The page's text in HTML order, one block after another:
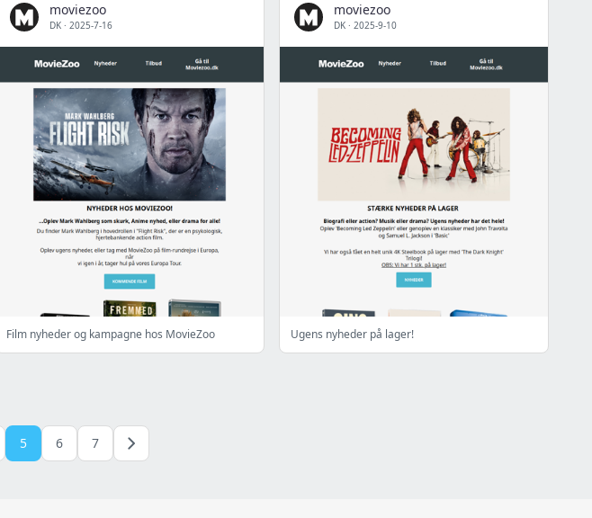
moviezoo
DK · 2025-7-16
Film nyheder og kampagne hos MovieZoo
moviezoo
DK · 2025-9-10
Ugens nyheder på lager!
5 6 7